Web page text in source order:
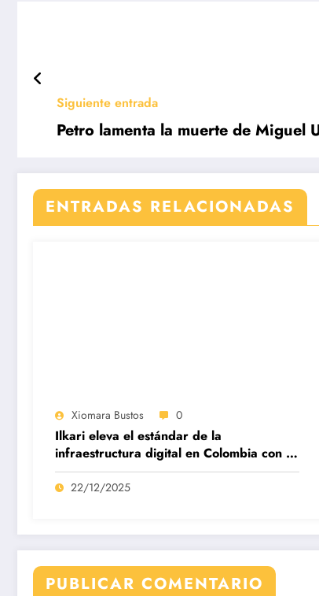
Siguiente entrada
Petro lamenta la muerte de Miguel
ENTRADAS RELACIONADAS
Xiomara Bustos 0
Ilkari eleva el estándar de la
infraestructura digital en Colombia con su
datacenter certificado Nivel IV de ICREA
22/12/2025
PUBLICAR COMENTARIO